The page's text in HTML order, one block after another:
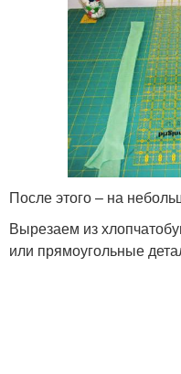
После этого – на
Вырезаем из
или прямоугольные